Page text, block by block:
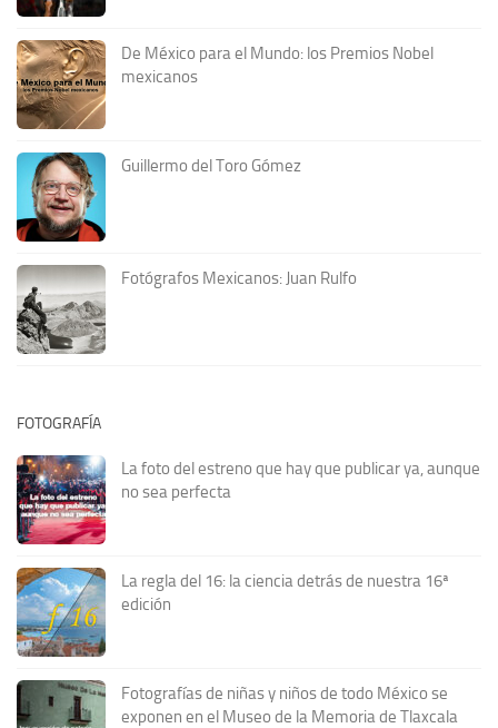
De México para el Mundo: los Premios Nobel
mexicanos
Guillermo del Toro Gómez
Fotógrafos Mexicanos: Juan Rulfo
FOTOGRAFÍA
La foto del estreno que hay que publicar ya, aunque
no sea perfecta
La regla del 16: la ciencia detrás de nuestra 16ª
edición
Fotografías de niñas y niños de todo México se
exponen en el Museo de la Memoria de Tlaxcala